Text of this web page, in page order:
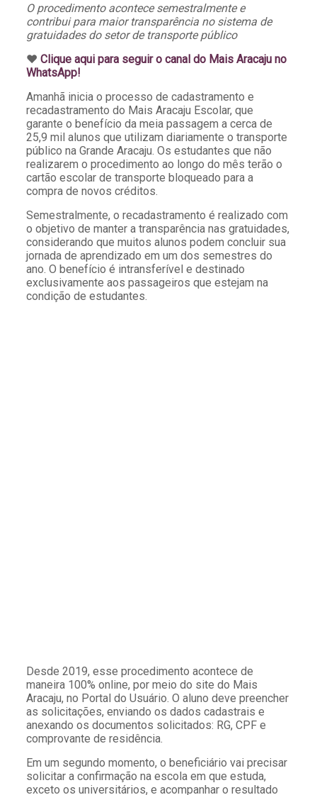
O procedimento acontece semestralmente e
contribui para maior transparência no sistema de
gratuidades do setor de transporte público
♥️ Clique aqui para seguir o canal do Mais Aracaju no
WhatsApp!
Amanhã inicia o processo de cadastramento e
recadastramento do Mais Aracaju Escolar, que
garante o benefício da meia passagem a cerca de
25,9 mil alunos que utilizam diariamente o transporte
público na Grande Aracaju. Os estudantes que não
realizarem o procedimento ao longo do mês terão o
cartão escolar de transporte bloqueado para a
compra de novos créditos.
Semestralmente, o recadastramento é realizado com
o objetivo de manter a transparência nas gratuidades,
considerando que muitos alunos podem concluir sua
jornada de aprendizado em um dos semestres do
ano. O benefício é intransferível e destinado
exclusivamente aos passageiros que estejam na
condição de estudantes.
Desde 2019, esse procedimento acontece de
maneira 100% online, por meio do site do Mais
Aracaju, no Portal do Usuário. O aluno deve preencher
as solicitações, enviando os dados cadastrais e
anexando os documentos solicitados: RG, CPF e
comprovante de residência.
Em um segundo momento, o beneficiário vai precisar
solicitar a confirmação na escola em que estuda,
exceto os universitários, e acompanhar o resultado